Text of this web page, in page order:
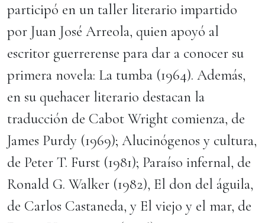
participó en un taller literario impartido
por Juan José Arreola, quien apoyó al
escritor guerrerense para dar a conocer su
primera novela: La tumba (1964). Además,
en su quehacer literario destacan la
traducción de Cabot Wright comienza, de
James Purdy (1969); Alucinógenos y cultura,
de Peter T. Furst (1981); Paraíso infernal, de
Ronald G. Walker (1982), El don del águila,
de Carlos Castaneda, y El viejo y el mar, de